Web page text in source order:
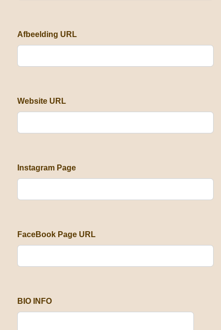
Afbeelding URL
Website URL
Instagram Page
FaceBook Page URL
BIO INFO